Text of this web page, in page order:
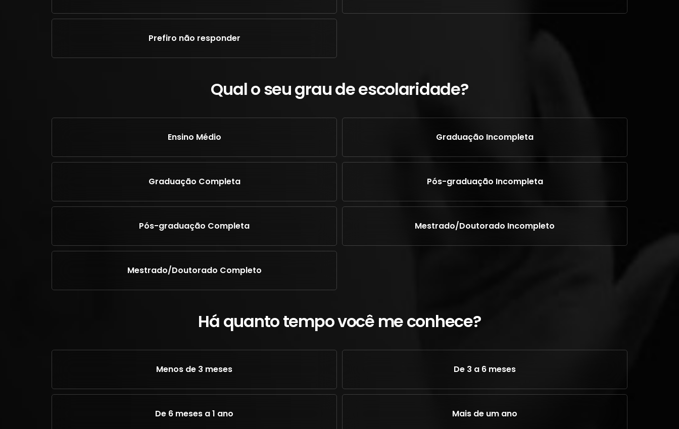
Prefiro não responder
Qual o seu grau de escolaridade?
Ensino Médio Graduação Incompleta
Graduação Completa Pós-graduação Incompleta
Pós-graduação Completa Mestrado/Doutorado Incompleto
Mestrado/Doutorado Completo
Há quanto tempo você me conhece?
Menos de 3 meses De 3 a 6 meses
De 6 meses a 1 ano Mais de um ano